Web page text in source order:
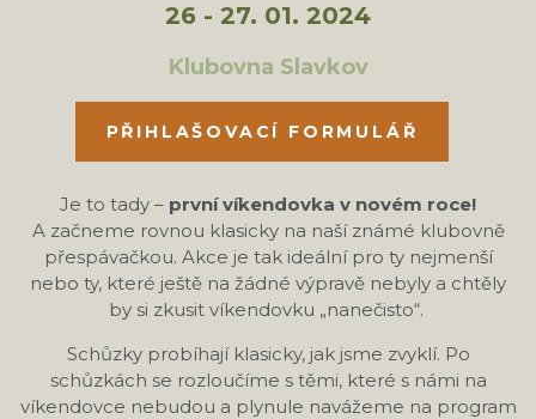
26 - 27. 01. 2024
Klubovna Slavkov
PŘIHLAŠOVACÍ FORMULÁŘ
Je to tady – první víkendovka v novém roce!
A začneme rovnou klasicky na naší známé klubovně
přespávačkou. Akce je tak ideální pro ty nejmenší
nebo ty, které ještě na žádné výpravě nebyly a chtěly
by si zkusit víkendovku „nanečisto“.
Schůzky probíhají klasicky, jak jsme zvyklí. Po
schůzkách se rozloučíme s těmi, které s námi na
víkendovce nebudou a plynule navážeme na program